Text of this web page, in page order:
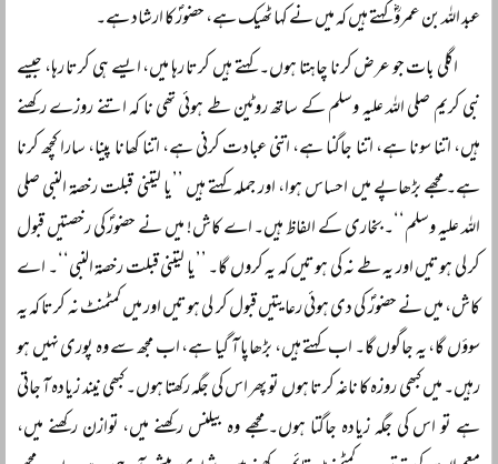
عبد اللہ بن عمروؓ کہتے ہیں کہ میں نے کہا ٹھیک ہے، حضورؐ کا ارشاد ہے۔
اگلی بات جو عرض کرنا چاہتا ہوں۔ کہتے ہیں کرتا رہا میں، ایسے ہی کرتا رہا، جیسے
نبی کریم صلی اللہ علیہ وسلم کے ساتھ روٹین طے ہوئی تھی نا کہ اتنے روزے رکھنے
ہیں، اتنا سونا ہے، اتنا جاگنا ہے، اتنی عبادت کرنی ہے، اتنا کھانا پینا، سارا کچھ کرنا
ہے۔ مجھے بڑھاپے میں احساس ہوا، اور جملہ کہتے ہیں ’’یا لیتنی قبلت رخصۃ النبی صلی
اللہ علیہ وسلم‘‘۔ بخاری کے الفاظ ہیں۔ اے کاش! میں نے حضورؐ کی رخصتیں قبول
کر لی ہوتیں اور یہ طے نہ کی ہوتیں کہ یہ کروں گا۔ ’’یا لیتنی قبلت رخصۃ النبی‘‘۔ اے
کاش، میں نے حضورؐ کی دی ہوئی رعایتیں قبول کر لی ہوتیں اور میں کمٹمنٹ نہ کرتا کہ یہ
سوؤں گا، یہ جاگوں گا۔ اب کہتے ہیں، بڑھاپا آ گیا ہے، اب مجھ سے وہ پوری نہیں ہو
رہیں۔ میں کبھی روزہ کا ناغہ کرتا ہوں تو پھر اس کی جگہ رکھتا ہوں۔ کبھی نیند زیادہ آ جاتی
ہے تو اس کی جگہ زیادہ جاگتا ہوں۔ مجھے وہ بیلنس رکھنے میں، توازن رکھنے میں،